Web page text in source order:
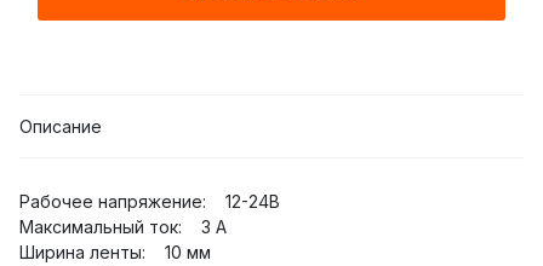
Описание
Рабочее напряжение: 12-24B
Максимальный ток: 3 A
Ширина ленты: 10 мм